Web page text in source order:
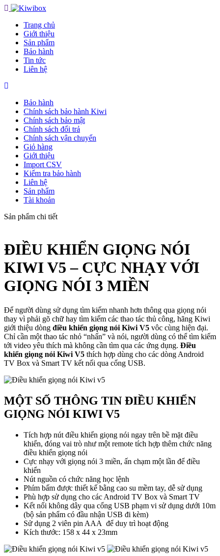
Trang chủ
Giới thiệu
Sản phẩm
Bảo hành
Tin tức
Liên hệ
Bảo hành
Chính sách bảo hành Kiwi
Chính sách bảo mật
Chính sách đổi trả
Chính sách vận chuyển
Giỏ hàng
Giới thiệu
Import CSV
Kiểm tra bảo hành
Liên hệ
Sản phẩm
Tài khoản
Sản phẩm chi tiết
ĐIỀU KHIỂN GIỌNG NÓI
KIWI V5 – CỰC NHẠY VỚI
GIỌNG NÓI 3 MIỀN
Để người dùng sử dụng tìm kiếm nhanh hơn thông qua giọng nói
thay vì phải gõ chữ hay tìm kiếm các thao tác thủ công, hãng Kiwi
giới thiệu dòng điều khiển giọng nói Kiwi V5 vôc cùng hiện đại.
Chỉ cần một thao tác nhỏ “nhấn” và nói, người dùng có thể tìm kiếm
tới video yêu thích mà không cần tìm qua các ứng dụng. Điều
khiển giọng nói Kiwi V5 thích hợp dùng cho các dòng Android
TV Box và Smart TV kết nối qua cổng USB.
MỘT SỐ THÔNG TIN ĐIỀU KHIỂN
GIỌNG NÓI KIWI V5
Tích hợp nút điều khiển giọng nói ngay trên bề mặt điều
khiển, đóng vai trò như một remote tích hợp thêm chức năng
điều khiển giọng nói
Cực nhạy với giọng nói 3 miền, ấn chạm một lần để điều
khiển
Nút nguồn có chức năng học lệnh
Phím bấm được thiết kế bằng cao su mềm tay, dễ sử dụng
Phù hợp sử dụng cho các Android TV Box và Smart TV
Kết nối không dây qua cổng USB phạm vi sử dụng dưới 10m
(bộ sản phẩm có đầu nhận USB đi kèm)
Sử dụng 2 viên pin AAA để duy trì hoạt động
Kích thước: 158 x 44 x 23mm